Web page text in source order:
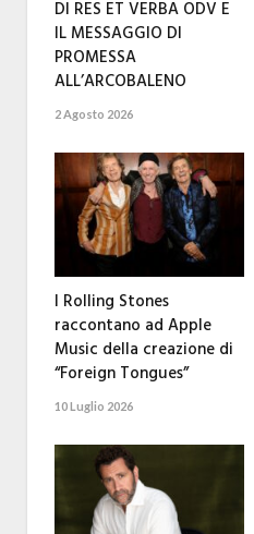
DI RES ET VERBA ODV E
IL MESSAGGIO DI
PROMESSA
ALL’ARCOBALENO
2 Agosto 2026
I Rolling Stones
raccontano ad Apple
Music della creazione di
“Foreign Tongues”
10 Luglio 2026